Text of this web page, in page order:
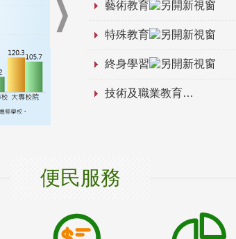
藝術教育
特殊教育
終身學習
技術及職業教育
便民服務